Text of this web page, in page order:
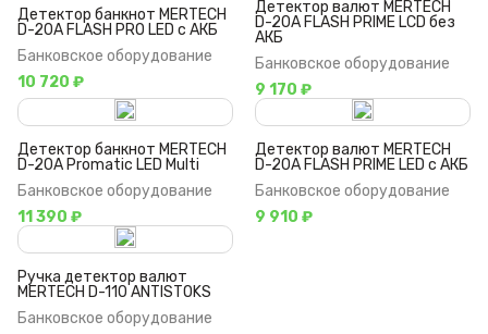
Детектор банкнот MERTECH
D-20A FLASH PRO LED с АКБ
Банковское оборудование
10 720 ₽
Детектор валют MERTECH
D-20A FLASH PRIME LCD без
АКБ
Банковское оборудование
9 170 ₽
Детектор банкнот MERTECH
D-20A Promatic LED Multi
Банковское оборудование
11 390 ₽
Детектор валют MERTECH
D-20A FLASH PRIME LED c АКБ
Банковское оборудование
9 910 ₽
Ручка детектор валют
MERTECH D-110 ANTISTOKS
Банковское оборудование